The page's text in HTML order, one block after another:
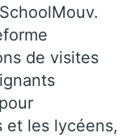
de visites
et les lycéens,